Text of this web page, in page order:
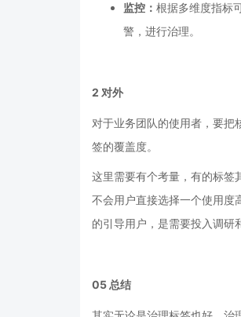
监控： 根据多维度指标
警，进行治理。
2 对外
对于业务团队的使用者，要把
签的覆盖度。
这里需要有个考量，有的标签
不会用户直接选择一个使用度
的引导用户，是需要投入调研
05 总结